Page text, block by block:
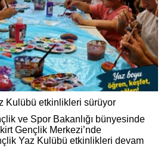
Kulübü etkinlikleri sürüyor
ve Spor Bakanlığı bünyesinde
Gençlik Merkezi’nde
Yaz Kulübü etkinlikleri devam